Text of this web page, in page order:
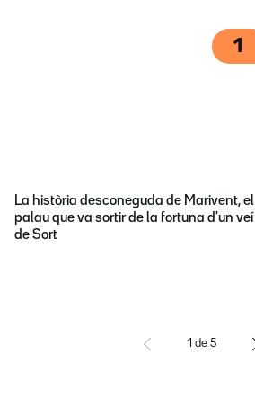
1
La història desconeguda de Marivent, el
palau que va sortir de la fortuna d'un veí
de Sort
1 de 5